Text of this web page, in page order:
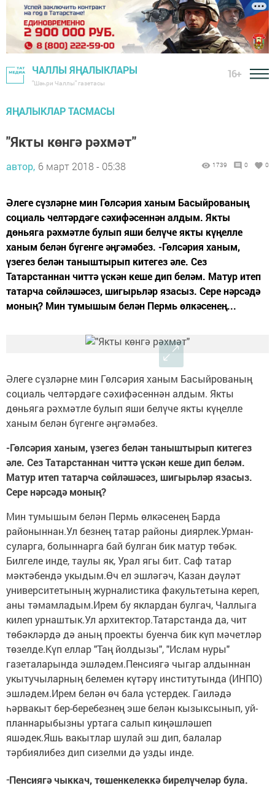
ЧАЛЛЫ ЯҢАЛЫКЛАРЫ
"Шәһри Чаллы" газетасы
16+
ЯҢАЛЫКЛАР ТАСМАСЫ
"Якты көнгә рәхмәт"
автор, 6 март 2018 - 05:38 1739 0 0
Әлеге сүзләрне мин Гөлсәрия ханым Басыйрованың
социаль челтәрдәге сәхифәсеннән алдым. Якты
дөньяга рәхмәтле булып яши белүче якты күңелле
ханым белән бүгенге әңгәмәбез. -Гөлсәрия ханым,
үзегез белән таныштырып китегез әле. Сез
Татарстаннан читтә үскән кеше дип беләм. Матур итеп
татарча сөйләшәсез, шигырьләр язасыз. Сере нәрсәдә
моның? Мин тумышым белән Пермь өлкәсенең...
Әлеге сүзләрне мин Гөлсәрия ханым Басыйрованың
социаль челтәрдәге сәхифәсеннән алдым. Якты
дөньяга рәхмәтле булып яши белүче якты күңелле
ханым белән бүгенге әңгәмәбез.
-Гөлсәрия ханым, үзегез белән таныштырып китегез
әле. Сез Татарстаннан читтә үскән кеше дип беләм.
Матур итеп татарча сөйләшәсез, шигырьләр язасыз.
Сере нәрсәдә моның?
Мин тумышым белән Пермь өлкәсенең Барда
районыннан.Ул безнең татар районы диярлек.Урман-
суларга, болыннарга бай булган бик матур төбәк.
Билгеле инде, таулы як, Урал ягы бит. Саф татар
мәктәбендә укыдым.Өч ел эшләгәч, Казан дәүләт
университетының журналистика факультетына кереп,
аны тәмамладым.Ирем бу яклардан булгач, Чаллыга
килеп урнаштык.Ул архитектор.Татарстанда да, чит
төбәкләрдә дә аның проекты буенча бик күп мәчетләр
төзелде.Күп еллар "Таң йолдызы", "Ислам нуры"
газеталарында эшләдем.Пенсиягә чыгар алдыннан
укытучыларның белемен күтәрү институтында (ИНПО)
эшләдем.Ирем белән өч бала үстердек. Гаиләдә
һәрвакыт бер-беребезнең эше белән кызыксынып, уй-
планнарыбызны уртага салып киңәшләшеп
яшәдек.Яшь вакытлар шулай эш дип, балалар
тәрбиялибез дип сизелми дә узды инде.
-Пенсиягә чыккач, төшенкелеккә бирелүчеләр була.